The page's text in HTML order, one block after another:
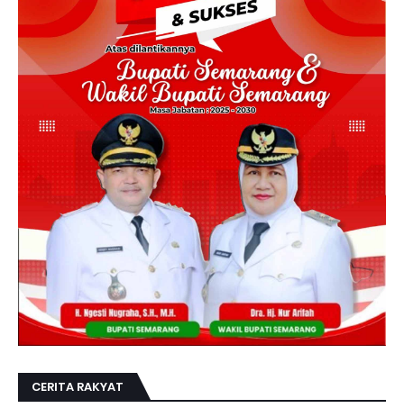
CERITA RAKYAT